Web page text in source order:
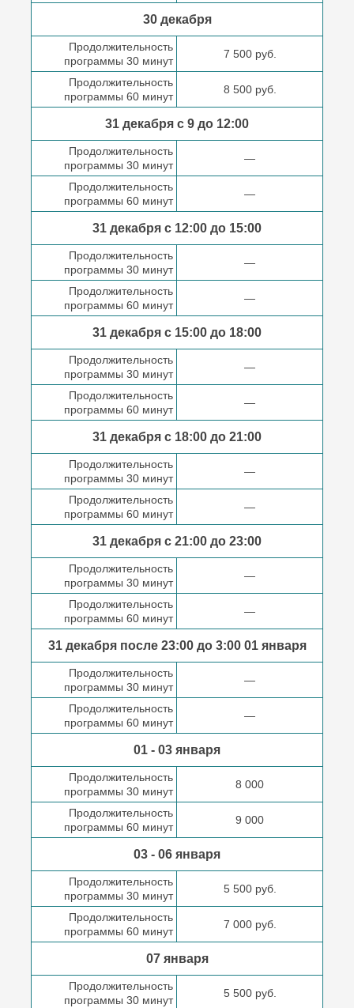
30 декабря
Продолжительность
программы 30 минут
7 500 руб.
Продолжительность
программы 60 минут
8 500 руб.
31 декабря с 9 до 12:00
Продолжительность
программы 30 минут
—
Продолжительность
программы 60 минут
—
31 декабря с 12:00 до 15:00
Продолжительность
программы 30 минут
—
Продолжительность
программы 60 минут
—
31 декабря с 15:00 до 18:00
Продолжительность
программы 30 минут
—
Продолжительность
программы 60 минут
—
31 декабря с 18:00 до 21:00
Продолжительность
программы 30 минут
—
Продолжительность
программы 60 минут
—
31 декабря с 21:00 до 23:00
Продолжительность
программы 30 минут
—
Продолжительность
программы 60 минут
—
31 декабря после23:00 до 3:0001 января
Продолжительность
программы 30 минут
—
Продолжительность
программы 60 минут
—
01 - 03 января
Продолжительность
программы 30 минут
8 000
Продолжительность
программы 60 минут
9 000
03 - 06 января
Продолжительность
программы 30 минут
5 500 руб.
Продолжительность
программы 60 минут
7 000 руб.
07 января
Продолжительность
программы 30 минут
5 500 руб.